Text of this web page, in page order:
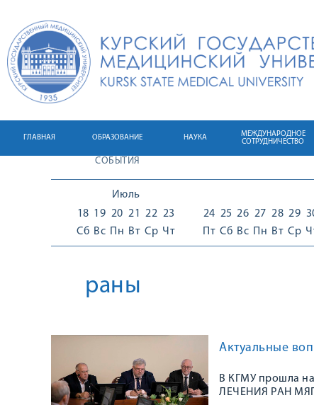
ГЛАВНАЯ ОБРАЗОВАНИЕ НАУКА
МЕЖДУНАРОДНОЕ
СОТРУДНИЧЕСТВО
СОБЫТИЯ
Июль
18
Сб
19
Вс
20
Пн
21
Вт
22
Ср
23
Чт
24
Пт
25
Сб
26
Вс
27
Пн
28
Вт
29
Ср
раны
Актуальные
В КГМУ прошла
ЛЕЧЕНИЯ РАН